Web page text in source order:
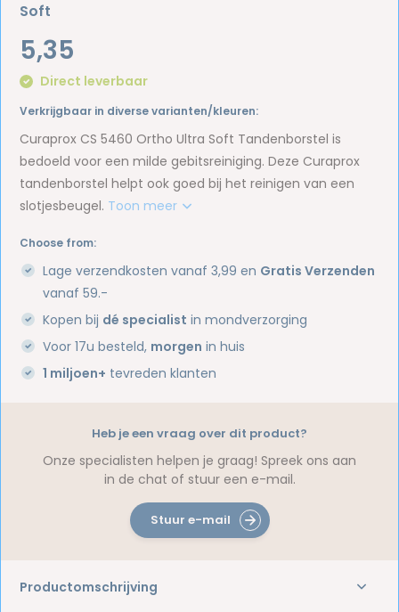
Soft
5,35
Direct leverbaar
Verkrijgbaar in diverse varianten/kleuren:
Curaprox CS 5460 Ortho Ultra Soft Tandenborstel is
bedoeld voor een milde gebitsreiniging. Deze Curaprox
tandenborstel helpt ook goed bij het reinigen van een
slotjesbeugel. Toon meer
Choose from:
Lage verzendkosten vanaf 3,99 en Gratis Verzenden
vanaf 59.-
Kopen bij dé specialist in mondverzorging
Voor 17u besteld, morgen in huis
1 miljoen+ tevreden klanten
Productomschrijving
Heb je een vraag over dit product?
Onze specialisten helpen je graag! Spreek ons aan
in de chat of stuur een e-mail.
Stuur e-mail